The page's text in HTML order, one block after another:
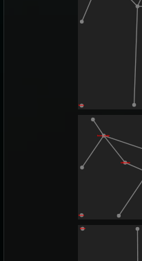
boss
boss_entry
boss
sidearea
boss